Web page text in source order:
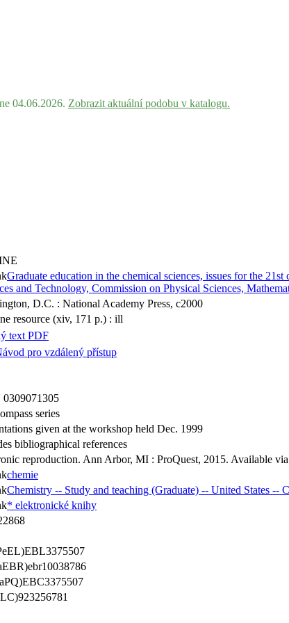
04.06.2026. Zobrazit aktuální podobu v katalogu.
Graduate education in the chemical sciences, issues for the
and Technology, Commission on Physical Sciences,
D.C. : National Academy Press, c2000
resource (xiv, 171 p.) : ill
text PDF
pro vzdálený přístup
series
given at the workshop held Dec. 1999
bibliographical references
reproduction. Ann Arbor, MI : ProQuest, 2015. Available
chemie
Chemistry -- Study and teaching (Graduate) -- United States --
* elektronické knihy